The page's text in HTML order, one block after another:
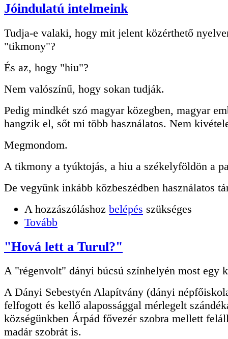
Jóindulatú intelmeink
Tudja-e valaki, hogy mit jelent közérthető
"tikmony"?
És az, hogy "hiu"?
Nem valószínű, hogy sokan tudják.
Pedig mindkét szó magyar közegben, magyar
hangzik el, sőt mi több használatos. Nem
Megmondom.
A tikmony a tyúktojás, a hiu a székelyföldön a
De vegyünk inkább közbeszédben használatos
A hozzászóláshoz belépés szükséges
Tovább
"Hová lett a Turul?"
A "régenvolt" dányi búcsú színhelyén most egy
A Dányi Sebestyén Alapítvány (dányi
felfogott és kellő alapossággal mérlegelt
községünkben Árpád fővezér szobra mellett
madár szobrát is.